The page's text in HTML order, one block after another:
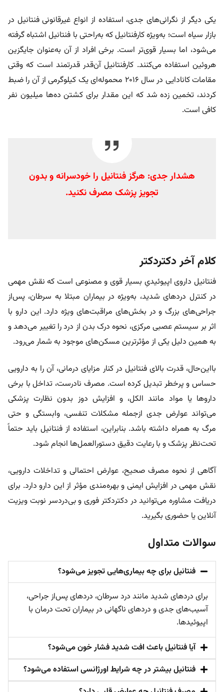
یکی دیگر از نگرانی‌های جدی، استفاده از انواع غیرقانونی فنتانیل در
بازار سیاه است؛ به‌ویژه کارفنتانیل که به‌راحتی با فنتانیل اشتباه گرفته
می‌شود، اما بسیار قوی‌تر است. برخی افراد از آن به‌عنوان جایگزین
هروئین استفاده می‌کنند. کارفنتانیل آن‌قدر قدرتمند است که وقتی
مقامات کانادایی در سال ۲۰۱۶ محموله‌ای یک کیلوگرمی از آن را ضبط
کردند، تخمین زده شد که این مقدار برای کشتن ده‌ها میلیون نفر
کافی است.
هشدار جدی: هرگز فنتانیل را خودسرانه و بدون
تجویز پزشک مصرف نکنید.
کلام آخر دکتردکتر
فنتانیل داروی اپیوئیدیِ بسیار قوی و مصنوعی است که نقش مهمی
در کنترل دردهای شدید، به‌ویژه در بیماران مبتلا به سرطان، پس‌از
جراحی‌های بزرگ و در بخش‌های مراقبت‌های ویژه دارد. این دارو با
اثر بر سیستم عصبی مرکزی، نحوه درک بدن از درد را تغییر می‌دهد و
به همین دلیل یکی از مؤثرترین مسکن‌های موجود به شمار می‌رود.
بااین‌حال، قدرت بالای فنتانیل در کنار مزایای درمانی، آن را به دارویی
حساس و پرخطر تبدیل کرده است. مصرف نادرست، تداخل با برخی
داروها یا مواد مانند الکل، و افزایش دوز بدون نظارت پزشکی
می‌تواند عوارض جدی ازجمله مشکلات تنفسی، وابستگی و حتی
مرگ به همراه داشته باشد. بنابراین، استفاده از فنتانیل باید حتماً
تحت‌نظر پزشک و با رعایت دقیق دستورالعمل‌ها انجام شود.
آگاهی از نحوه مصرف صحیح، عوارض احتمالی و تداخلات دارویی،
نقش مهمی در افزایش ایمنی و بهره‌مندی مؤثر از این دارو دارد. برای
دریافت مشاوره می‌توانید در دکتردکتر فوری و بی‌دردسر نوبت ویزیت
آنلاین یا حضوری بگیرید.
سوالات متداول
فنتانیل برای چه بیماری‌هایی تجویز می‌شود؟
برای دردهای شدید مانند درد سرطان، دردهای پس‌از جراحی،
آسیب‌های جدی و دردهای ناگهانی در بیماران تحت درمان با
اپیوئیدها.
آیا فنتانیل باعث افت شدید فشار خون می‌شود؟
فنتانیل بیشتر در چه شرایط اورژانسی استفاده می‌شود؟